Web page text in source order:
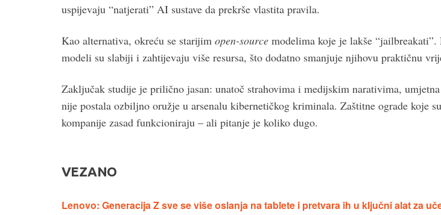
uspijevaju “natjerati” AI sustave da prekrše vlastita pravila.
Kao alternativa, okreću se starijim open-source modelima koje je lakše
modeli su slabiji i zahtijevaju više resursa, što dodatno smanjuje njihovu praktičnu
Zaključak studije je prilično jasan: unatoč strahovima i medijskim narativima,
nije postala ozbiljno oružje u arsenalu kibernetičkog kriminala. Zaštitne ograde koje
kompanije zasad funkcioniraju – ali pitanje je koliko dugo.
VEZANO
Lenovo: Generacija Z sve se više oslanja na tablete i pretvara ih u ključni alat za